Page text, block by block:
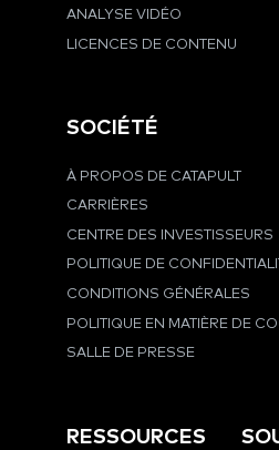
ANALYSE VIDÉO
LICENCES DE CONTENU
SOCIÉTÉ
À PROPOS DE CATAPULT
CARRIÈRES
CENTRE DES INVESTISSEURS
POLITIQUE DE
CONDITIONS GÉNÉRALES
POLITIQUE EN MATIÈRE DE
SALLE DE PRESSE
RESSOURCES